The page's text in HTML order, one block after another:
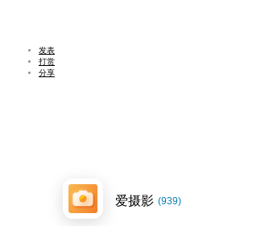
发表
打赏
分享
爱摄影 (939)